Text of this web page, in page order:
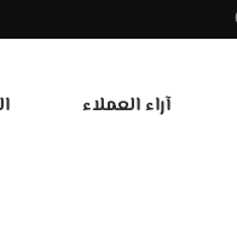
آراء العملاء